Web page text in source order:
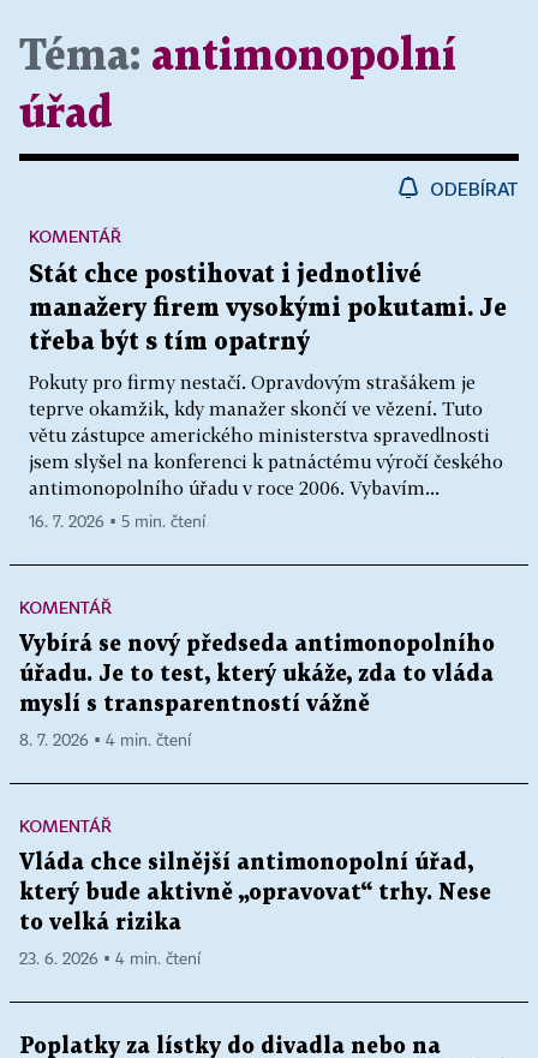
Téma: antimonopolní
úřad
ODEBÍRAT
Stát chce postihovat i jednotlivé
manažery firem vysokými pokutami. Je
třeba být s tím opatrný
Pokuty pro firmy nestačí. Opravdovým strašákem je
teprve okamžik, kdy manažer skončí ve vězení. Tuto
větu zástupce amerického ministerstva spravedlnosti
jsem slyšel na konferenci k patnáctému výročí českého
antimonopolního úřadu v roce 2006. Vybavím...
KOMENTÁŘ
16. 7. 2026 ▪ 5 min. čtení
KOMENTÁŘ
Vybírá se nový předseda antimonopolního
úřadu. Je to test, který ukáže, zda to vláda
myslí s transparentností vážně
8. 7. 2026 ▪ 4 min. čtení
KOMENTÁŘ
Vláda chce silnější antimonopolní úřad,
který bude aktivně „opravovat“ trhy. Nese
to velká rizika
23. 6. 2026 ▪ 4 min. čtení
Poplatky za lístky do divadla nebo na